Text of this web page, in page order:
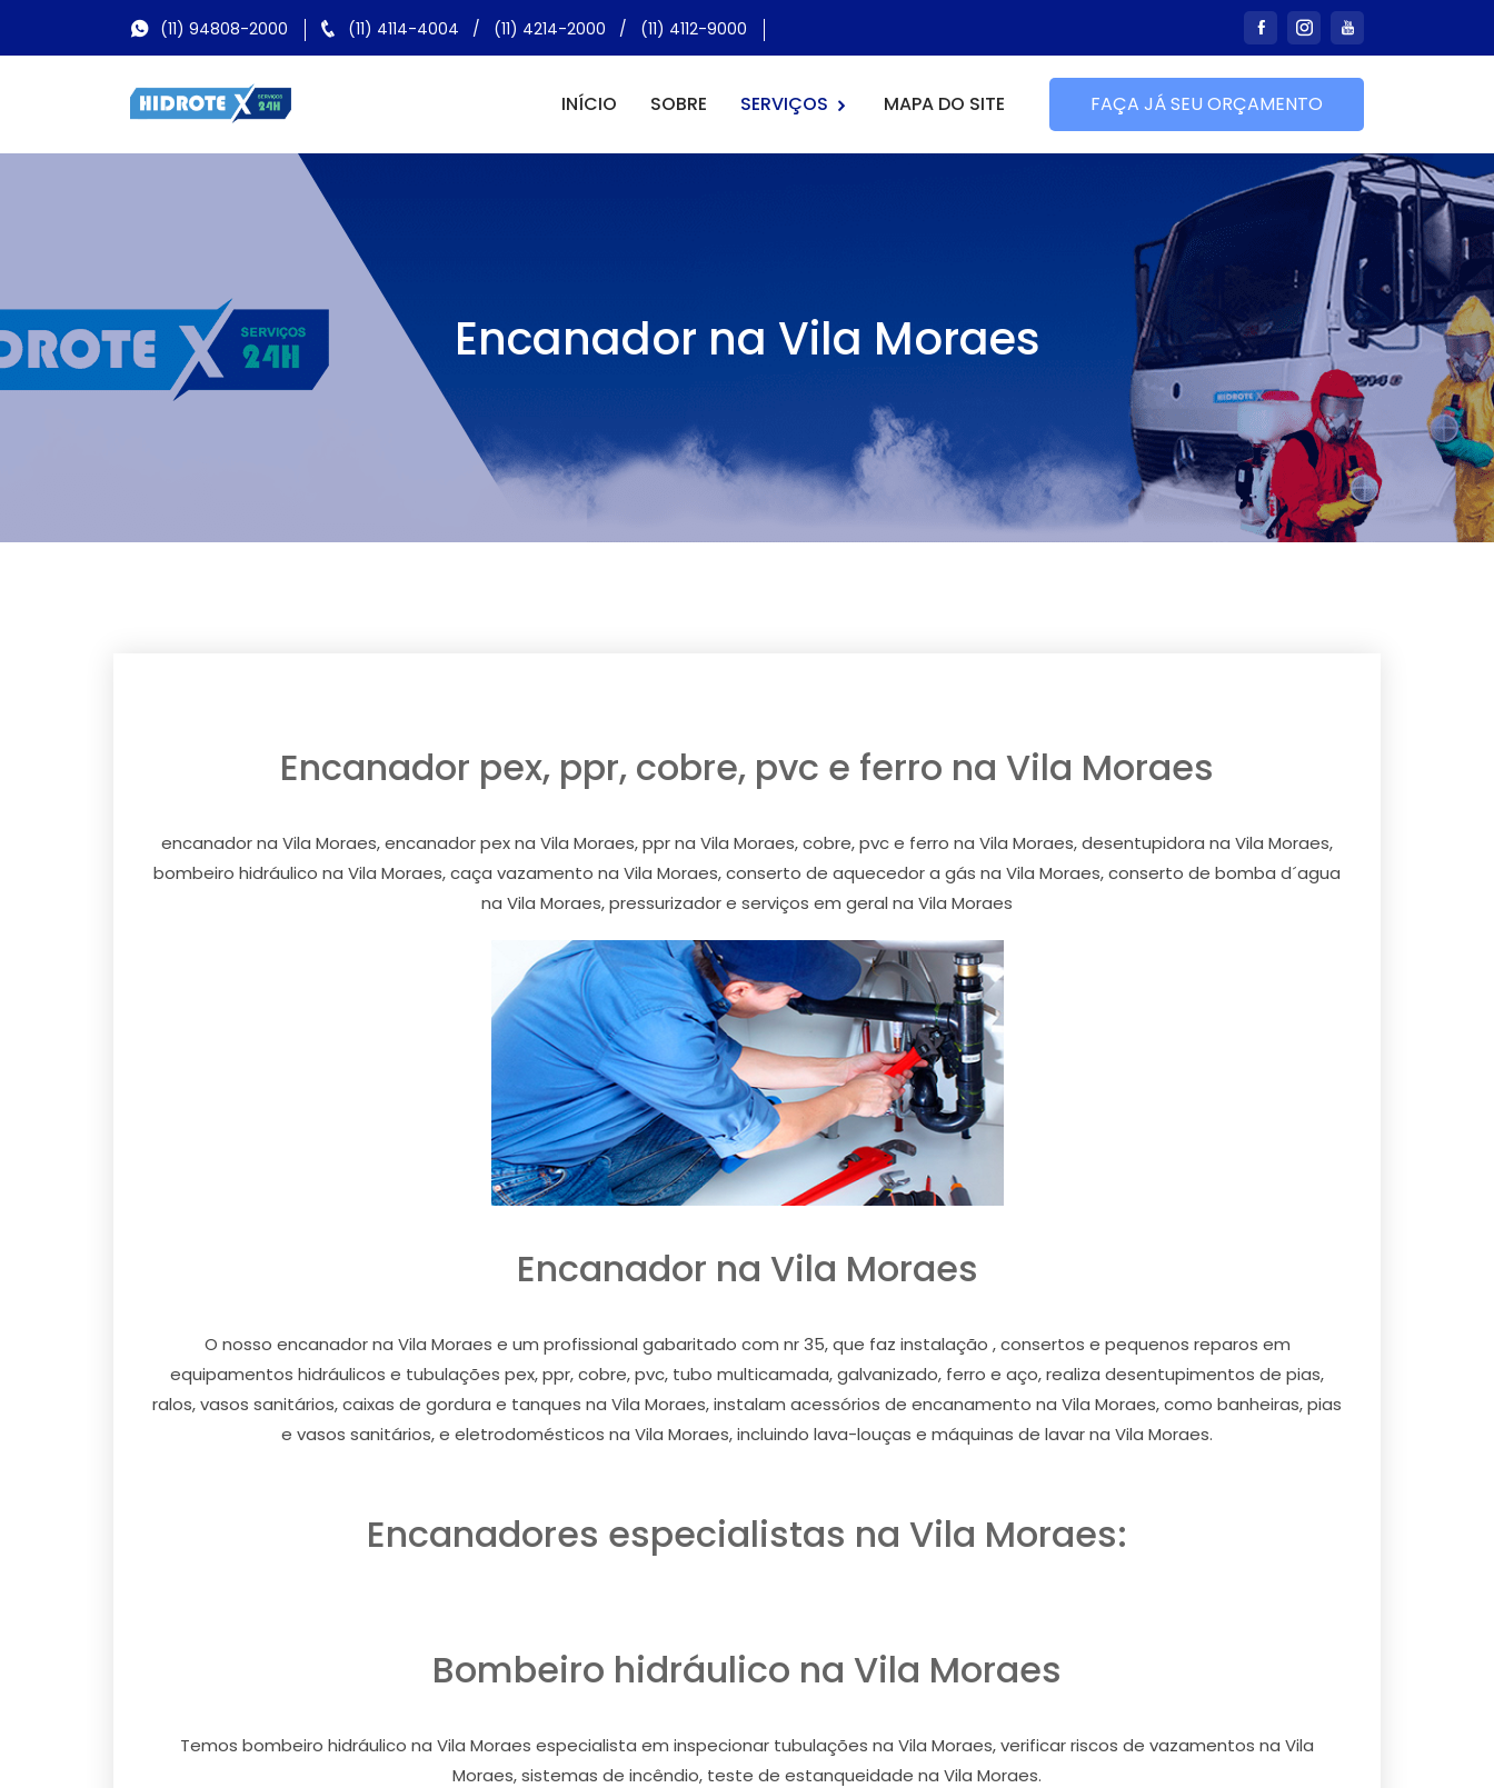
(11) 94808-2000 (11) 4114-4004 / (11) 4214-2000 / (11) 4112-9000
INÍCIO SOBRE SERVIÇOS MAPA DO SITE FAÇA JÁ SEU ORÇAMENTO
Encanador na Vila Moraes
Encanador pex, ppr, cobre, pvc e ferro na Vila Moraes
encanador na Vila Moraes, encanador pex na Vila Moraes, ppr na Vila Moraes, cobre, pvc e ferro na Vila Moraes, desentupidora na Vila Moraes,
bombeiro hidráulico na Vila Moraes, caça vazamento na Vila Moraes, conserto de aquecedor a gás na Vila Moraes, conserto de bomba d´agua
na Vila Moraes, pressurizador e serviços em geral na Vila Moraes
Encanador na Vila Moraes
O nosso encanador na Vila Moraes e um profissional gabaritado com nr 35, que faz instalação , consertos e pequenos reparos em
equipamentos hidráulicos e tubulações pex, ppr, cobre, pvc, tubo multicamada, galvanizado, ferro e aço, realiza desentupimentos de pias,
ralos, vasos sanitários, caixas de gordura e tanques na Vila Moraes, instalam acessórios de encanamento na Vila Moraes, como banheiras, pias
e vasos sanitários, e eletrodomésticos na Vila Moraes, incluindo lava-louças e máquinas de lavar na Vila Moraes.
Encanadores especialistas na Vila Moraes:
Bombeiro hidráulico na Vila Moraes
Temos bombeiro hidráulico na Vila Moraes especialista em inspecionar tubulações na Vila Moraes, verificar riscos de vazamentos na Vila
Moraes, sistemas de incêndio, teste de estanqueidade na Vila Moraes.